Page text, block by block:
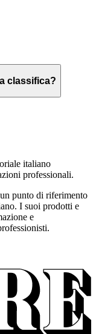
classifica?
italiano
professionali.
punto di riferimento
I suoi prodotti e
e